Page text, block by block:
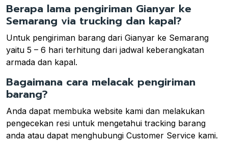
Berapa lama pengiriman Gianyar ke
Semarang via trucking dan kapal?
Untuk pengiriman barang dari Gianyar ke Semarang
yaitu 5 – 6 hari terhitung dari jadwal keberangkatan
armada dan kapal.
Bagaimana cara melacak pengiriman
barang?
Anda dapat membuka website kami dan melakukan
pengecekan resi untuk mengetahui tracking barang
anda atau dapat menghubungi Customer Service kami.